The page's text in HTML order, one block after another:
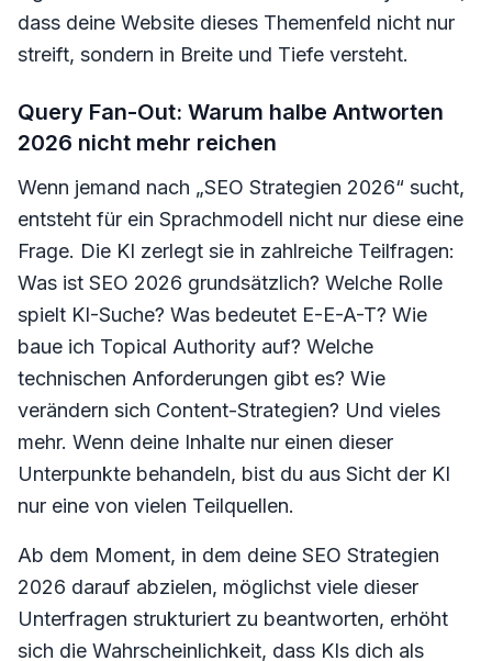
dass deine Website dieses Themenfeld nicht nur
streift, sondern in Breite und Tiefe versteht.
Query Fan-Out: Warum halbe Antworten
2026 nicht mehr reichen
Wenn jemand nach „SEO Strategien 2026“ sucht,
entsteht für ein Sprachmodell nicht nur diese eine
Frage. Die KI zerlegt sie in zahlreiche Teilfragen:
Was ist SEO 2026 grundsätzlich? Welche Rolle
spielt KI-Suche? Was bedeutet E-E-A-T? Wie
baue ich Topical Authority auf? Welche
technischen Anforderungen gibt es? Wie
verändern sich Content-Strategien? Und vieles
mehr. Wenn deine Inhalte nur einen dieser
Unterpunkte behandeln, bist du aus Sicht der KI
nur eine von vielen Teilquellen.
Ab dem Moment, in dem deine SEO Strategien
2026 darauf abzielen, möglichst viele dieser
Unterfragen strukturiert zu beantworten, erhöht
sich die Wahrscheinlichkeit, dass KIs dich als